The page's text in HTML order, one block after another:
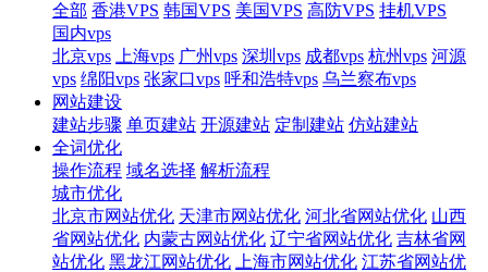
全部 香港VPS 韩国VPS 美国VPS 高防VPS 挂机VPS
国内vps
北京vps
上海vps 广州vps 深圳vps 成都vps 杭州vps 河源
vps 绵阳vps 张家口vps 呼和浩特vps 乌兰察布vps
网站建设
建站步骤 单页建站 开源建站 定制建站 仿站建站
全词优化
操作流程 域名选择 解析流程
城市优化
北京市网站优化 天津市网站优化 河北省网站优化 山西
省网站优化 内蒙古网站优化 辽宁省网站优化 吉林省网
站优化 黑龙江网站优化 上海市网站优化 江苏省网站优